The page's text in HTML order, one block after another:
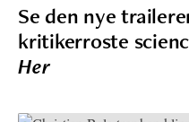
Se den nye
kritikerroste
Her